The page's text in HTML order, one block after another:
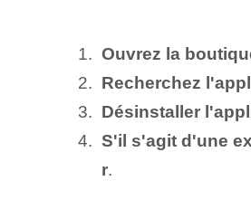
Ouvrez la
Recherchez
Désinstaller
S'il s'agit d'une
r.